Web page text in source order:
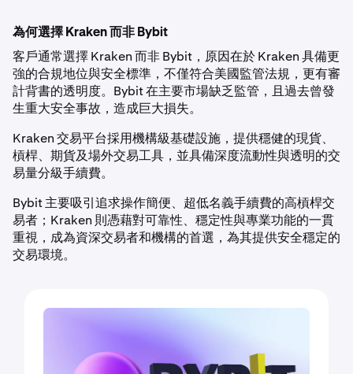
為何選擇 Kraken 而非 Bybit
客戶通常選擇 Kraken 而非 Bybit，原因在於 Kraken 具備更
強的合規地位與安全標準，不僅符合美國監管法規，更有審
計背書的透明度。Bybit 在主要市場缺乏監管，且過去曾發
生重大安全事故，造成巨大損失。
Kraken 交易平台採用機構級基礎設施，提供穩健的現貨、
槓桿、期貨及場外交易工具，並具備深度流動性與透明的交
易量分級手續費。
Bybit 主要吸引追求操作簡便、超低名義手續費的高槓桿交
易者；Kraken 則憑藉對可靠性、穩定性與專業功能的一貫
重視，成為資深交易者和機構的首選，為其提供安全穩定的
交易環境。